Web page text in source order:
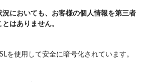
においても、お客様の個人情報を第三者
はありません。
を使用して安全に暗号化されています。